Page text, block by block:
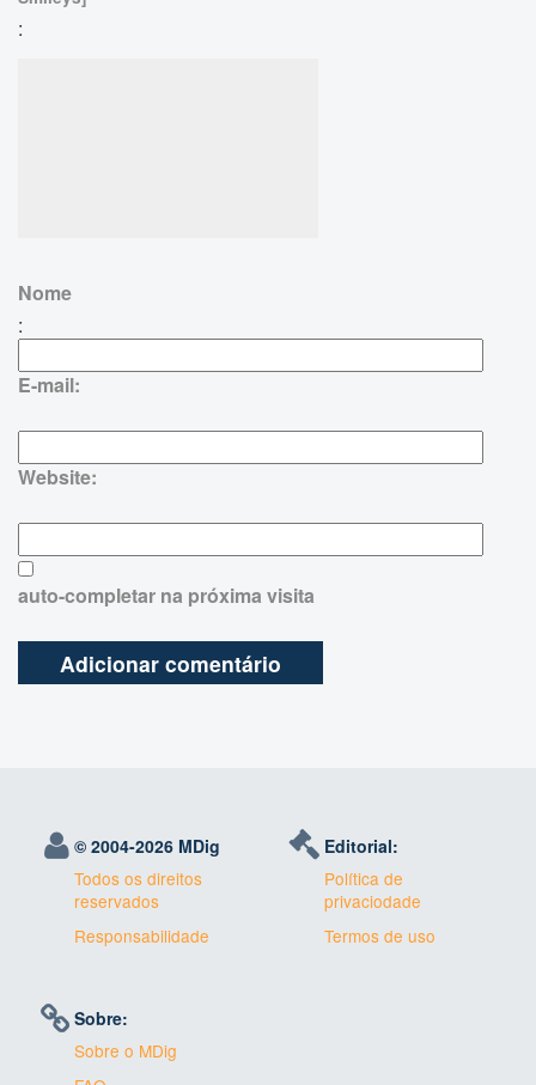
:
Nome
:
E-mail:
Website:
auto-completar na próxima visita
© 2004-2026 MDig
Todos os direitos
reservados
Responsabilidade
Editorial:
Política de
privaciodade
Termos de uso
Sobre:
Sobre o MDig